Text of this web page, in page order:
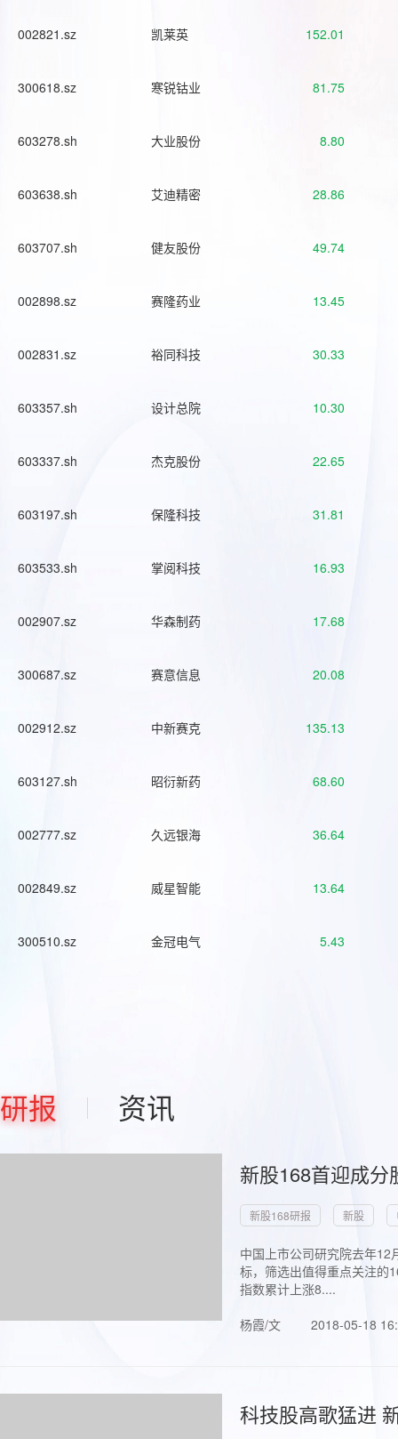
002821.sz 凯莱英 152.01
300618.sz 寒锐钴业 81.75
603278.sh 大业股份 8.80
603638.sh 艾迪精密 28.86
603707.sh 健友股份 49.74
002898.sz 赛隆药业 13.45
002831.sz 裕同科技 30.33
603357.sh 设计总院 10.30
603337.sh 杰克股份 22.65
603197.sh 保隆科技 31.81
603533.sh 掌阅科技 16.93
002907.sz 华森制药 17.68
300687.sz 赛意信息 20.08
002912.sz 中新赛克 135.13
603127.sh 昭衍新药 68.60
002777.sz 久远银海 36.64
002849.sz 威星智能 13.64
300510.sz 金冠电气 5.43
研报 资讯
新股168首迎成
新股168研报 新股
中国上市公司研究院去年
标，筛选出值得重点关注的
指数累计上涨8....
杨霞/文
2018-05-18
科技股高歌猛进